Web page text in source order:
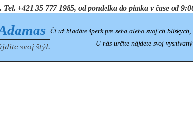
+421 35 777 1985, od pondelka do piatka v čase od
svoj štýl.
Či už hľadáte šperk pre seba alebo svojich blízkych,
U nás určite nájdete svoj vysnívaný